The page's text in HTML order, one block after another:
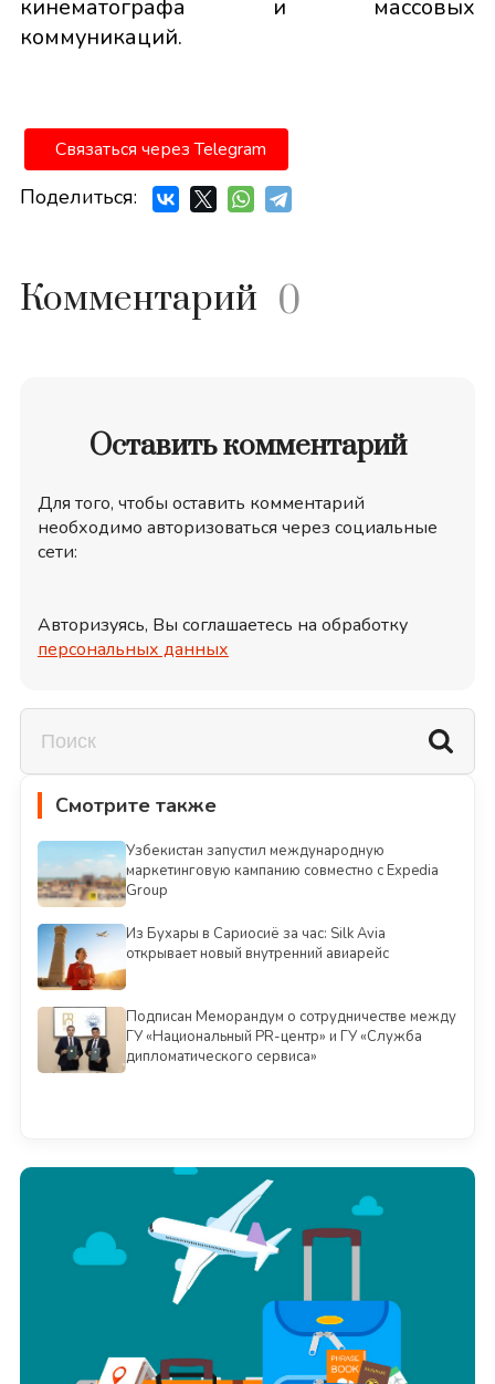
кинематографа и массовых
коммуникаций.
Связаться через Telegram
Поделиться:
Комментарий 0
Оставить комментарий
Для того, чтобы оставить комментарий
необходимо авторизоваться через социальные
сети:
Авторизуясь, Вы соглашаетесь на обработку
персональных данных
Смотрите также
Узбекистан запустил международную
маркетинговую кампанию совместно с Expedia
Group
Из Бухары в Сариосиё за час: Silk Avia
открывает новый внутренний авиарейс
Подписан Меморандум о сотрудничестве между
ГУ «Национальный PR-центр» и ГУ «Служба
дипломатического сервиса»